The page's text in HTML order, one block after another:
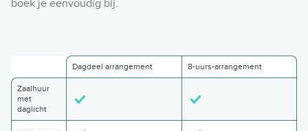
boek je eenvoudig bij.
Dagdeel arrangement 8-uurs-arrangement
Zaalhuur
met
daglicht